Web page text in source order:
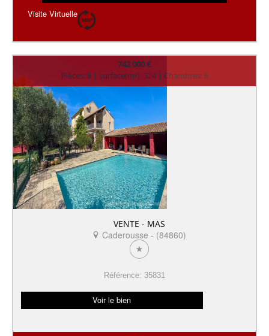
Visite Virtuelle
742 000 €
Pièces: 8 | surface(m²): 324 | Chambres: 6
VENTE - MAS
Caderousse - (84860)
Référence: 35831
Voir le bien